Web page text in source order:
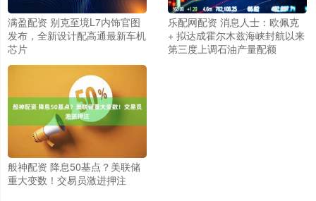
满盈配资 别克至境L7内饰官图
发布，全新设计配高通最新车机
芯片
乐配网配资 消息人士：欧佩克
+ 拟达成霍尔木兹海峡封航以来
第三度上调石油产量配额
般神配资 降息50基点？美联储
重大变数！交易员激进押注